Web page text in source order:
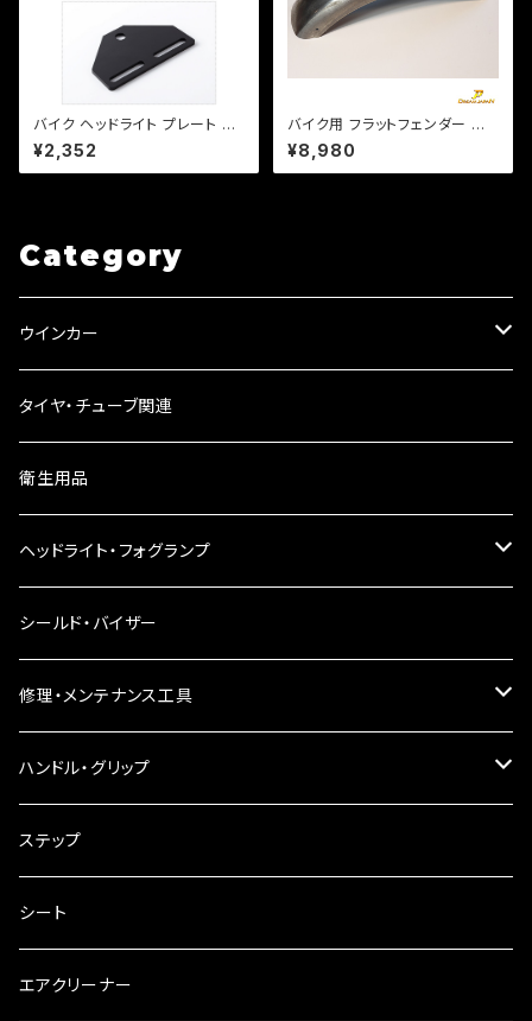
バイク ヘッドライト プレート ス
テー ベーツライトプレート カス
タム 【ブラック・シルバー選択】D
S TW セロー等【クリックポスト
¥2,352
バイク用 フラットフェンダー 長
さ560mm 幅150mm 汎用タイ
プ 溶接、加工用 素地。スチー
ル製 b370
¥8,980
Category
ウインカー
ウインカーリレー
ウインカーレンズ
LEDウインカー
電球型ウインカー
バードゲージウインカー
ウインカークランプ
タイヤ・チューブ関連
衛生用品
ヘッドライト・フォグランプ
ヘッドライト
フォグランプ
配線・リレー
シールド・バイザー
修理・メンテナンス工具
インテークマニホールド
電装・配線・キボシ等
キャブレター
チェーン
ハンドル・グリップ
グリップ
バーハン
ハンドルパーツ
ステップ
シート
エアクリーナー